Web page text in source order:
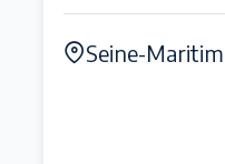
Seine-